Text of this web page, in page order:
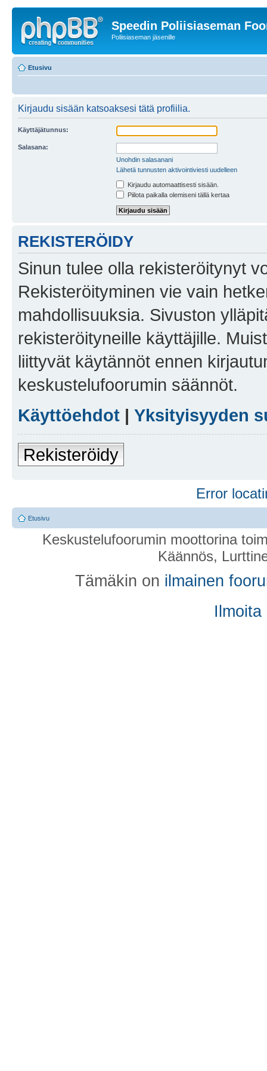
Speedin Poliisiaseman
Poliisiaseman jäsenille
Etusivu
Kirjaudu sisään katsoaksesi tätä profiilia.
Käyttäjätunnus:
Salasana:
Unohdin salasanani
Lähetä tunnusten aktivointiviesti uudelleen
Kirjaudu automaattisesti sisään.
Piilota paikalla olemiseni tällä kertaa
REKISTERÖIDY
Sinun tulee olla rekisteröitynyt
Rekisteröityminen vie vain
mahdollisuuksia. Sivuston
rekisteröityneille käyttäjille.
liittyvät käytännöt ennen
keskustelufoorumin säännöt.
Käyttöehdot | Yksityisyyden
Rekisteröidy
Error
Etusivu
Keskustelufoorumin moottorina
Käännös,
Tämäkin on ilmainen